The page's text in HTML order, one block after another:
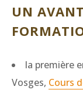
UN
la première
Vosges, Cours